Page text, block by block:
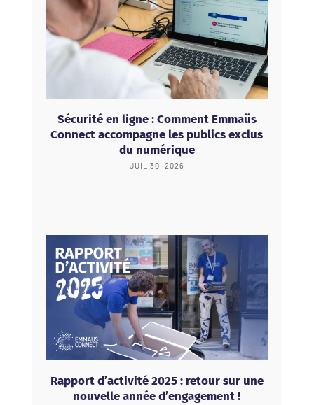
Sécurité en ligne : Comment Emmaüs
Connect accompagne les publics exclus
du numérique
JUIL 30, 2026
Rapport d’activité 2025 : retour sur une
nouvelle année d’engagement !